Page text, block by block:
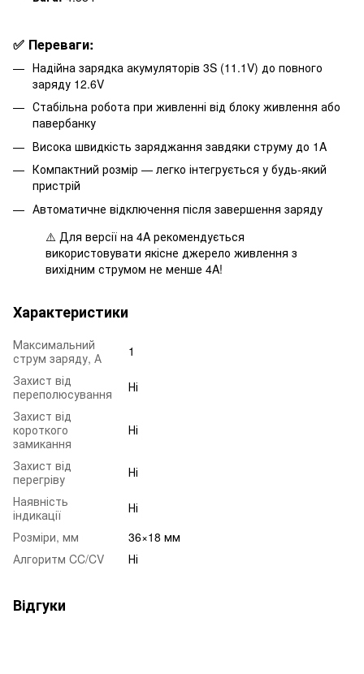
✅ Переваги:
Надійна зарядка акумуляторів 3S (11.1V) до повного
заряду 12.6V
Стабільна робота при живленні від блоку живлення або
павербанку
Висока швидкість заряджання завдяки струму до 1A
Компактний розмір — легко інтегрується у будь-який
пристрій
Автоматичне відключення після завершення заряду
⚠️ Для версії на 4A рекомендується
використовувати якісне джерело живлення з
вихідним струмом не менше 4A!
Характеристики
Максимальний
струм заряду, А
1
Захист від
переполюсування
Ні
Захист від
короткого
замикання
Ні
Захист від
перегріву
Ні
Наявність
індикації
Ні
Розміри, мм
36×18 мм
Алгоритм CC/CV
Ні
Відгуки